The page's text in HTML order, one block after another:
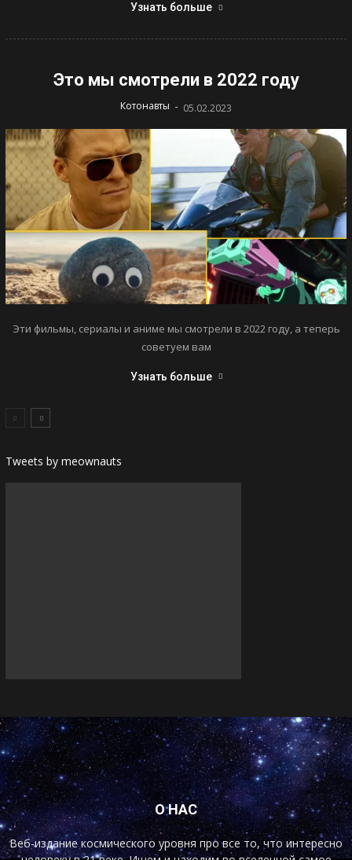
Узнать больше
Это мы смотрели в 2022 году
Котонавты - 05.02.2023
Эти фильмы, сериалы и аниме мы смотрели в 2022 году, а теперь
советуем вам
Узнать больше
Tweets by meownauts
О НАС
Веб-издание космического уровня про все то, что интересно